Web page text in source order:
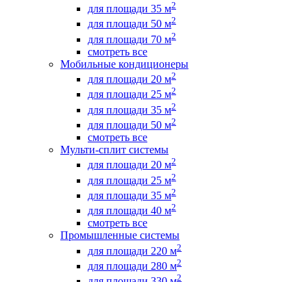
для площади 35 м2
для площади 50 м2
для площади 70 м2
смотреть все
Мобильные кондиционеры
для площади 20 м2
для площади 25 м2
для площади 35 м2
для площади 50 м2
смотреть все
Мульти-сплит системы
для площади 20 м2
для площади 25 м2
для площади 35 м2
для площади 40 м2
смотреть все
Промышленные системы
для площади 220 м2
для площади 280 м2
2